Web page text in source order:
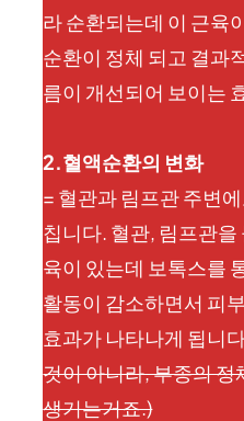
라 순환되는데 이 근육
순환이 정체 되고 결과
름이 개선되어 보이는
2.혈액순환의 변화
= 혈관과 림프관 주변
칩니다. 혈관, 림프관
육이 있는데 보톡스를
활동이 감소하면서 피
효과가 나타나게 됩니
것이 아니라, 부종의
생기는거죠.)